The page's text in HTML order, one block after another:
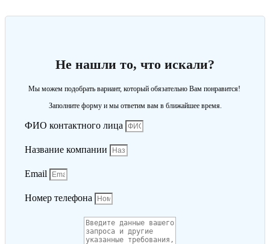
Не нашли то, что искали?
Мы можем подобрать вариант, который обязательно Вам понравится!
Заполните форму и мы ответим вам в ближайшее время.
ФИО контактного лица
Название компании
Email
Номер телефона